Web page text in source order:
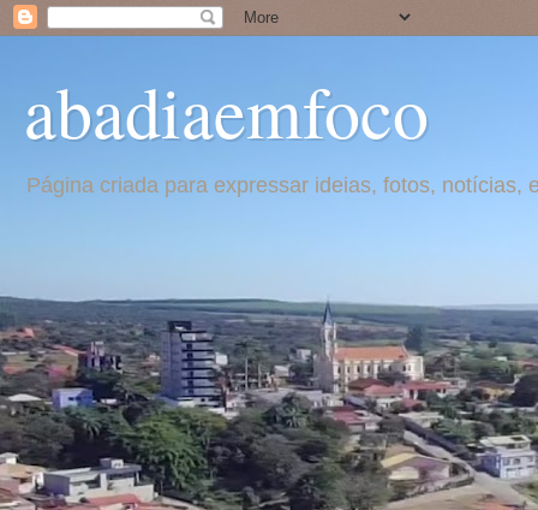
abadiaemfoco
Página criada para expressar ideias, fotos,